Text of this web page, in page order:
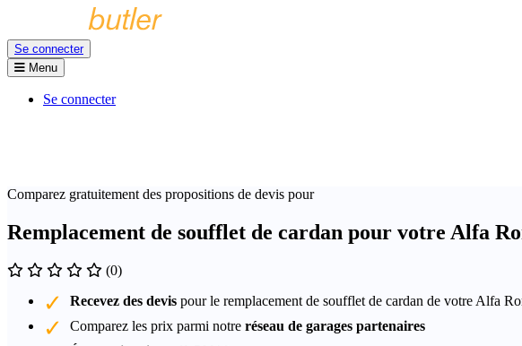
Se connecter
Menu
Se connecter
Comparez gratuitement des propositions de devis pour
Remplacement de soufflet de cardan pour votre Alfa
(0)
Recevez des devis pour le remplacement de soufflet de cardan de votre Alfa
Comparez les prix parmi notre réseau de garages partenaires